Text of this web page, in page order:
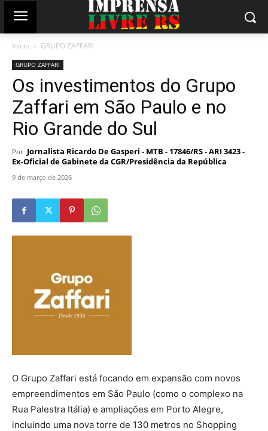
Início GRUPO ZAFFARI
GRUPO ZAFFARI
Os investimentos do Grupo
Zaffari em São Paulo e no
Rio Grande do Sul
Por Jornalista Ricardo De Gasperi - MTB - 17846/RS - ARI 3423 -
Ex-Oficial de Gabinete da CGR/Presidência da República
9 de março de 2026
O Grupo Zaffari está focando em expansão com novos
empreendimentos em São Paulo (como o complexo na
Rua Palestra Itália) e ampliações em Porto Alegre,
incluindo uma nova torre de 130 metros no Shopping